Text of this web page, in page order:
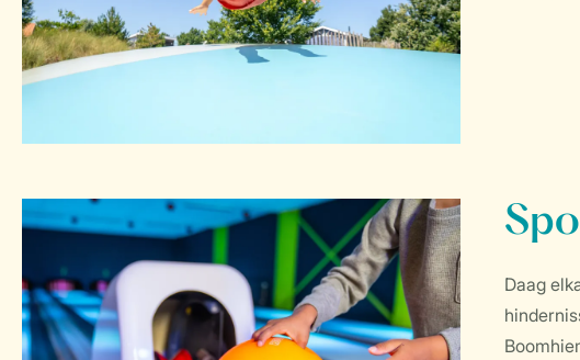
Daag